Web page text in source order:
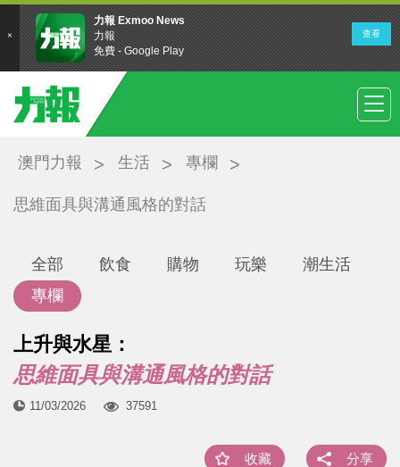
澳門力報 生活 專欄
思維面具與溝通風格的對話
全部 飲食 購物 玩樂
潮生活
專欄
上升與水星：
思維面具與溝通風格的對話
11/03/2026 37591
收藏 分享